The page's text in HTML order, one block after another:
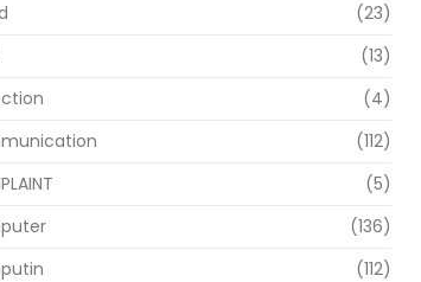
(23)
(13)
(4)
(112)
(5)
(136)
(112)